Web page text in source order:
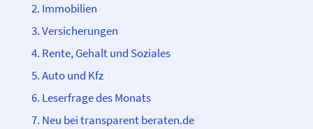
Immobilien
Versicherungen
Rente, Gehalt und Soziales
Auto und Kfz
Leserfrage des Monats
Neu bei transparent beraten.de